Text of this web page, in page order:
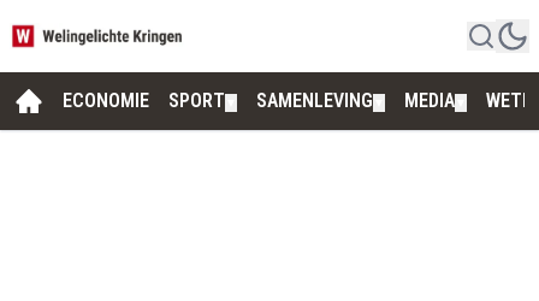
ECONOMIE SPORT SAMENLEVING MEDIA